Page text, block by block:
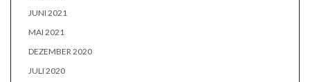
JUNI 2021
MAI 2021
DEZEMBER 2020
JULI 2020